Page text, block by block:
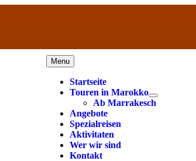
Menu
Startseite
Touren in Marokko
Ab Marrakesch
Angebote
Spezialreisen
Aktivitaten
Wer wir sind
Kontakt